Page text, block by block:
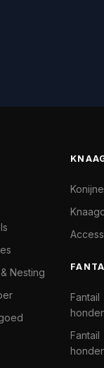
Nesting
Fantail
Fantail